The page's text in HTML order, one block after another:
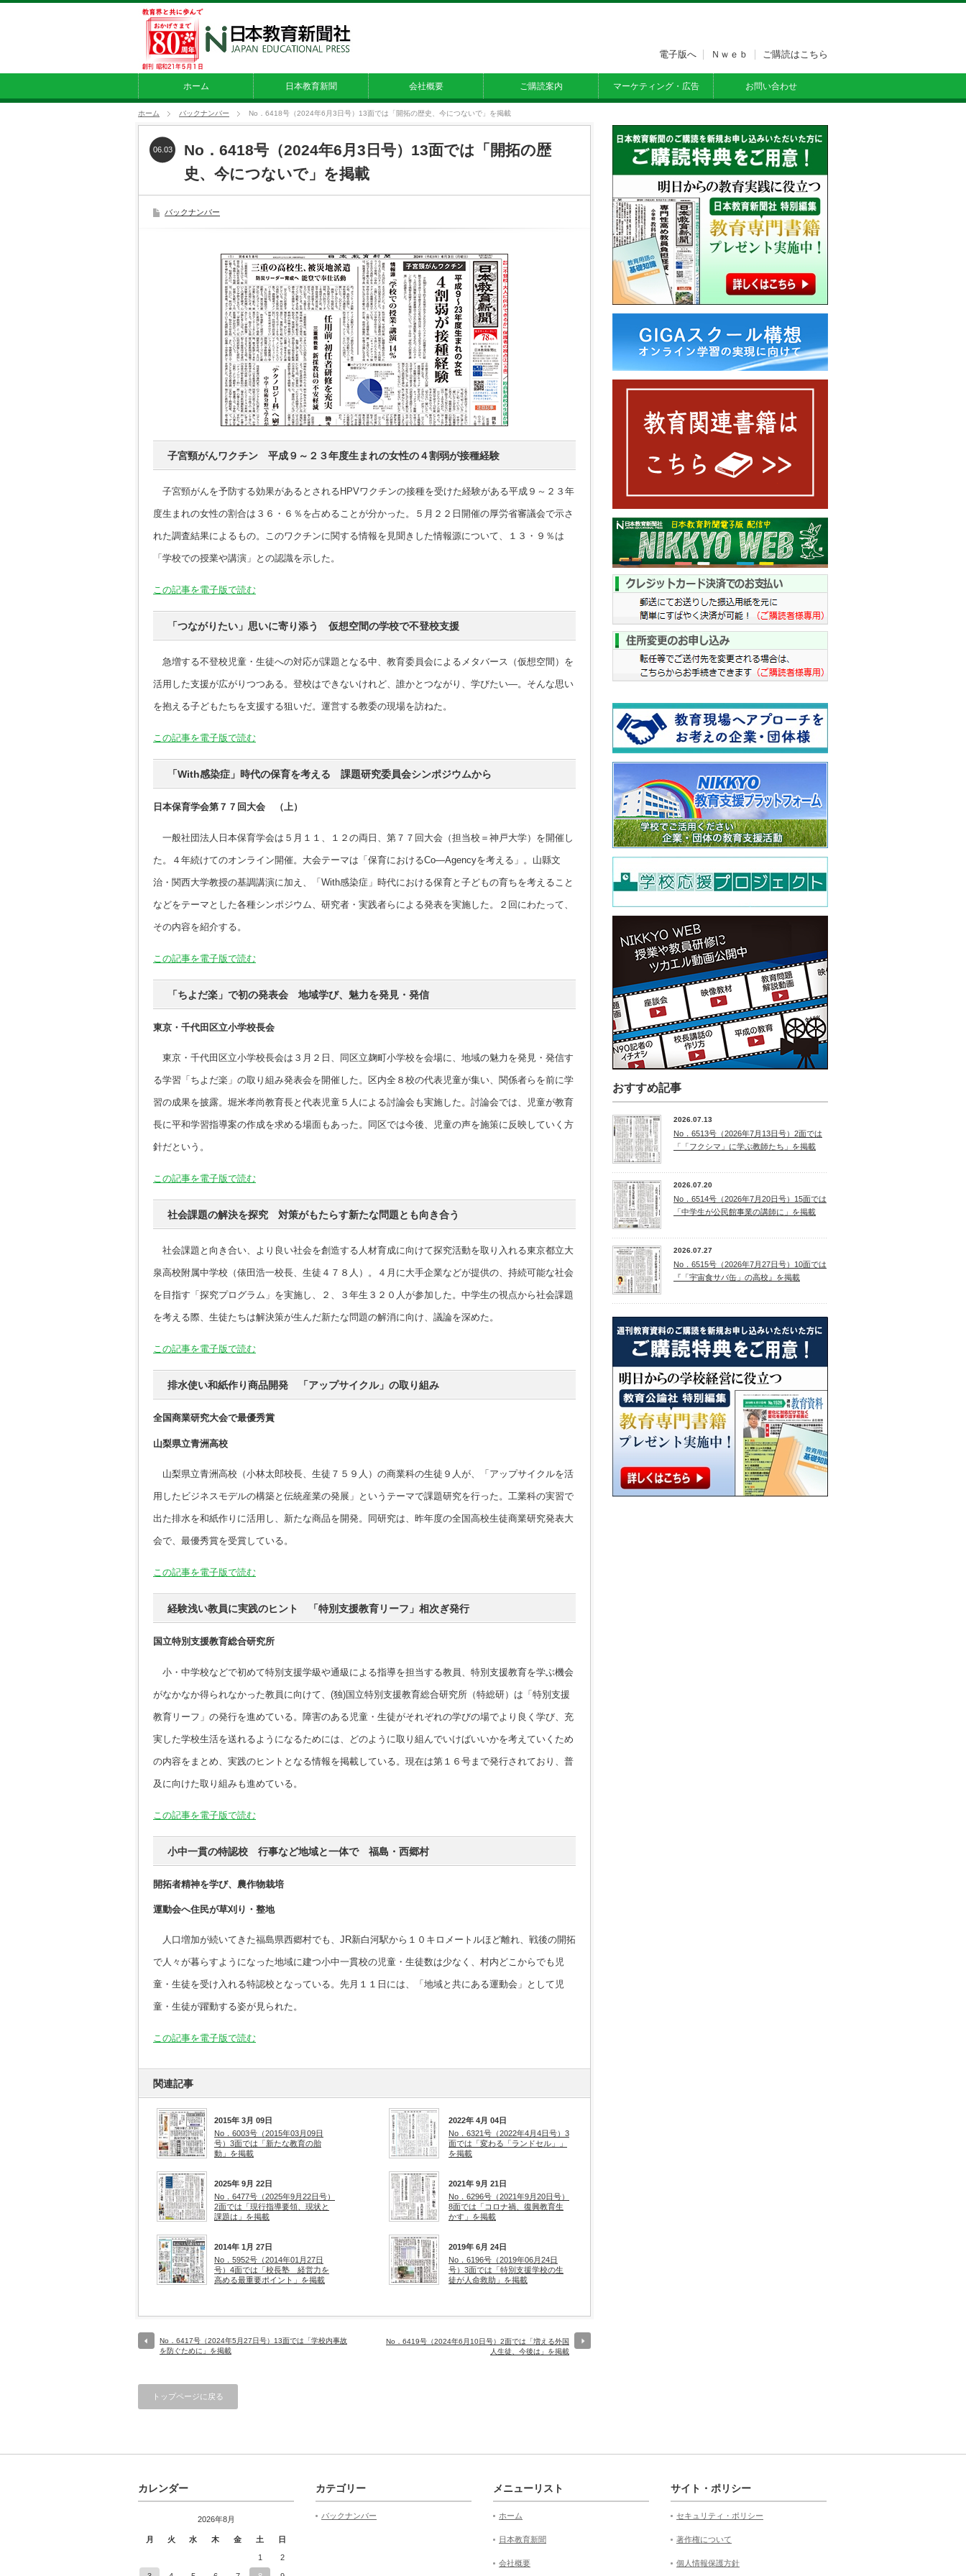
ホーム 日本教育新聞 会社概要 ご購読案内 マーケティング・広告 お問い合わせ
電子版へ Ｎｗｅｂ ご購読はこちら
ホーム バックナンバー No．6418号（2024年6月3日号）13面では「開拓の歴史、今につないで」を掲載
No．6418号（2024年6月3日号）13面では「開拓の歴
史、今につないで」を掲載
06.03
バックナンバー
子宮頸がんワクチン 平成９～２３年度生まれの女性の４割弱が接種経験
子宮頸がんを予防する効果があるとされるHPVワクチンの接種を受けた経験がある平成９～２３年
度生まれの女性の割合は３６・６％を占めることが分かった。５月２２日開催の厚労省審議会で示さ
れた調査結果によるもの。このワクチンに関する情報を見聞きした情報源について、１３・９％は
「学校での授業や講演」との認識を示した。
この記事を電子版で読む
「つながりたい」思いに寄り添う 仮想空間の学校で不登校支援
急増する不登校児童・生徒への対応が課題となる中、教育委員会によるメタバース（仮想空間）を
活用した支援が広がりつつある。登校はできないけれど、誰かとつながり、学びたい―。そんな思い
を抱える子どもたちを支援する狙いだ。運営する教委の現場を訪ねた。
この記事を電子版で読む
「With感染症」時代の保育を考える 課題研究委員会シンポジウムから
日本保育学会第７７回大会 （上）
一般社団法人日本保育学会は５月１１、１２の両日、第７７回大会（担当校＝神戸大学）を開催し
た。４年続けてのオンライン開催。大会テーマは「保育におけるCo―Agencyを考える」。山縣文
治・関西大学教授の基調講演に加え、「With感染症」時代における保育と子どもの育ちを考えること
などをテーマとした各種シンポジウム、研究者・実践者らによる発表を実施した。２回にわたって、
その内容を紹介する。
この記事を電子版で読む
「ちよだ楽」で初の発表会 地域学び、魅力を発見・発信
東京・千代田区立小学校長会
東京・千代田区立小学校長会は３月２日、同区立麹町小学校を会場に、地域の魅力を発見・発信す
る学習「ちよだ楽」の取り組み発表会を開催した。区内全８校の代表児童が集い、関係者らを前に学
習の成果を披露。堀米孝尚教育長と代表児童５人による討論会も実施した。討論会では、児童が教育
長に平和学習指導案の作成を求める場面もあった。同区では今後、児童の声を施策に反映していく方
針だという。
この記事を電子版で読む
社会課題の解決を探究 対策がもたらす新たな問題とも向き合う
社会課題と向き合い、より良い社会を創造する人材育成に向けて探究活動を取り入れる東京都立大
泉高校附属中学校（俵田浩一校長、生徒４７８人）。４月に大手企業などが提供の、持続可能な社会
を目指す「探究プログラム」を実施し、２、３年生３２０人が参加した。中学生の視点から社会課題
を考える際、生徒たちは解決策が生んだ新たな問題の解消に向け、議論を深めた。
この記事を電子版で読む
排水使い和紙作り商品開発 「アップサイクル」の取り組み
全国商業研究大会で最優秀賞
山梨県立青洲高校
山梨県立青洲高校（小林太郎校長、生徒７５９人）の商業科の生徒９人が、「アップサイクルを活
用したビジネスモデルの構築と伝統産業の発展」というテーマで課題研究を行った。工業科の実習で
出た排水を和紙作りに活用し、新たな商品を開発。同研究は、昨年度の全国高校生徒商業研究発表大
会で、最優秀賞を受賞している。
この記事を電子版で読む
経験浅い教員に実践のヒント 「特別支援教育リーフ」相次ぎ発行
国立特別支援教育総合研究所
小・中学校などで初めて特別支援学級や通級による指導を担当する教員、特別支援教育を学ぶ機会
がなかなか得られなかった教員に向けて、(独)国立特別支援教育総合研究所（特総研）は「特別支援
教育リーフ」の発行を進めている。障害のある児童・生徒がそれぞれの学びの場でより良く学び、充
実した学校生活を送れるようになるためには、どのように取り組んでいけばいいかを考えていくため
の内容をまとめ、実践のヒントとなる情報を掲載している。現在は第１６号まで発行されており、普
及に向けた取り組みも進めている。
この記事を電子版で読む
小中一貫の特認校 行事など地域と一体で 福島・西郷村
開拓者精神を学び、農作物栽培
運動会へ住民が草刈り・整地
人口増加が続いてきた福島県西郷村でも、JR新白河駅から１０キロメートルほど離れ、戦後の開拓
で人々が暮らすようになった地域に建つ小中一貫校の児童・生徒数は少なく、村内どこからでも児
童・生徒を受け入れる特認校となっている。先月１１日には、「地域と共にある運動会」として児
童・生徒が躍動する姿が見られた。
この記事を電子版で読む
関連記事
2015年 3月 09日
No．6003号（2015年03月09日
号）3面では「新たな教育の胎
動」を掲載
2022年 4月 04日
No．6321号（2022年4月4日号）3
面では「変わる「ランドセル」」
を掲載
2025年 9月 22日
No．6477号（2025年9月22日号）
2面では「現行指導要領、現状と
課題は」を掲載
2021年 9月 21日
No．6296号（2021年9月20日号）
8面では「コロナ禍、復興教育生
かす」を掲載
2014年 1月 27日
No．5952号（2014年01月27日
号）4面では「校長塾 経営力を
高める最重要ポイント」を掲載
2019年 6月 24日
No．6196号（2019年06月24日
号）3面では「特別支援学校の生
徒が人命救助」を掲載
No．6417号（2024年5月27日号）13面では「学校内事故
を防ぐために」を掲載
No．6419号（2024年6月10日号）2面では「増える外国
人生徒、今後は」を掲載
トップページに戻る
おすすめ記事
2026.07.13
No．6513号（2026年7月13日号）2面では
「「フクシマ」に学ぶ教師たち」を掲載
2026.07.20
No．6514号（2026年7月20日号）15面では
「中学生が公民館事業の講師に」を掲載
2026.07.27
No．6515号（2026年7月27日号）10面では
『「宇宙食サバ缶」の高校』を掲載
カレンダー
2026年8月
月 火 水 木 金 土 日
1 2
カテゴリー
バックナンバー
メニューリスト
ホーム
日本教育新聞
会社概要
サイト・ポリシー
セキュリティ・ポリシー
著作権について
個人情報保護方針